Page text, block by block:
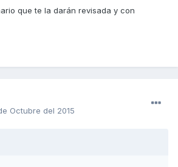
que te la darán revisada y con
Octubre del 2015